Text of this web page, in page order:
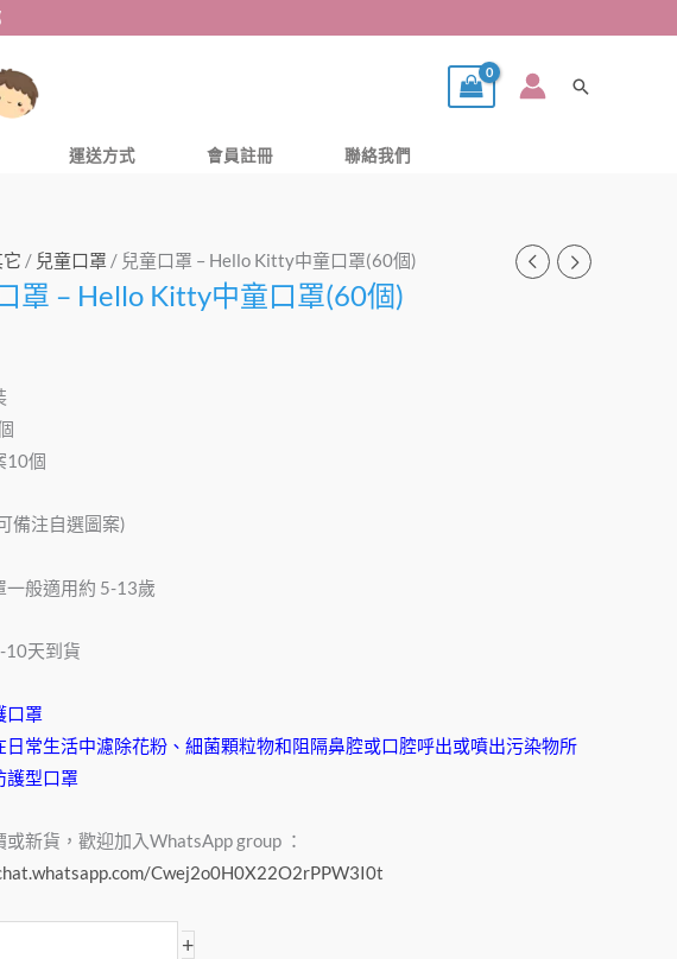
搜
運送方式 會員註冊 聯絡我們
/ 兒童口罩 / 兒童口罩 – Hello Kitty中童口罩(60個)
罩 – Hello Kitty中童口罩(60個)
10個
備注自選圖案)
一般適用約 5-13歲
10天到貨
口罩
日常生活中濾除花粉、細菌顆粒物和阻隔鼻腔或口腔呼出或噴出污染物所
護型口罩
或新貨，歡迎加入WhatsApp group ：
Cwej2o0H0X22O2rPPW3I0t
+